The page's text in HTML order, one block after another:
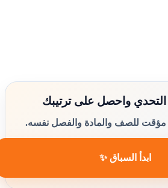
واحصل على ترتيبك
مؤقت للصف والمادة والفصل نفسه.
ابدأ السباق ✨